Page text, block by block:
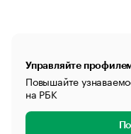
Управляйте
Повышайте
на РБК